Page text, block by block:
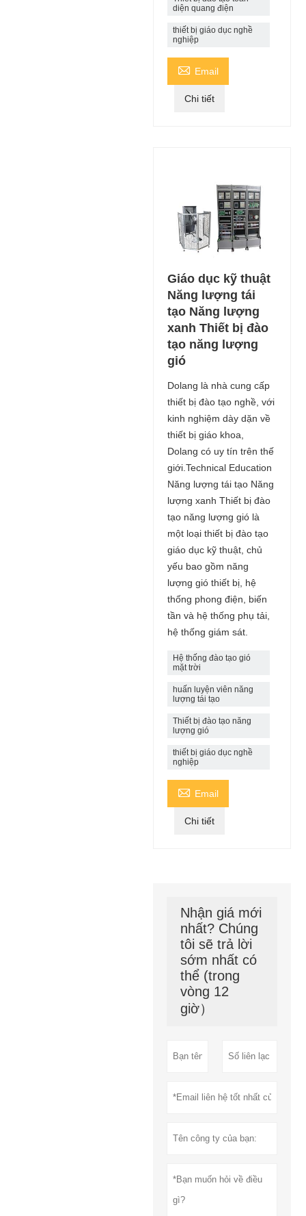
diện quang điện
thiết bị giáo dục nghề
nghiệp
 Email
Chi tiết
Giáo dục kỹ thuật
Năng lượng tái
tạo Năng lượng
xanh Thiết bị đào
tạo năng lượng
gió
Dolang là nhà cung cấp
thiết bị đào tạo nghề, với
kinh nghiệm dày dặn về
thiết bị giáo khoa,
Dolang có uy tín trên thế
giới.Technical Education
Năng lượng tái tạo Năng
lượng xanh Thiết bị đào
tạo năng lượng gió là
một loại thiết bị đào tạo
giáo dục kỹ thuật, chủ
yếu bao gồm năng
lượng gió thiết bị, hệ
thống phong điện, biến
tần và hệ thống phụ tải,
hệ thống giám sát.
Hệ thống đào tạo gió
mặt trời
huấn luyện viên năng
lượng tái tạo
Thiết bị đào tạo năng
lượng gió
thiết bị giáo dục nghề
nghiệp
 Email
Chi tiết
Nhận giá mới
nhất? Chúng
tôi sẽ trả lời
sớm nhất có
thể (trong
vòng 12
giờ）